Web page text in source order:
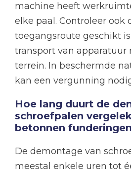
machine heeft
elke paal. Controleer ook
toegangsroute geschikt
transport van apparatuur
terrein. In beschermde
kan een vergunning
Hoe lang duurt de
schroefpalen
betonnen
De demontage van
meestal enkele uren tot